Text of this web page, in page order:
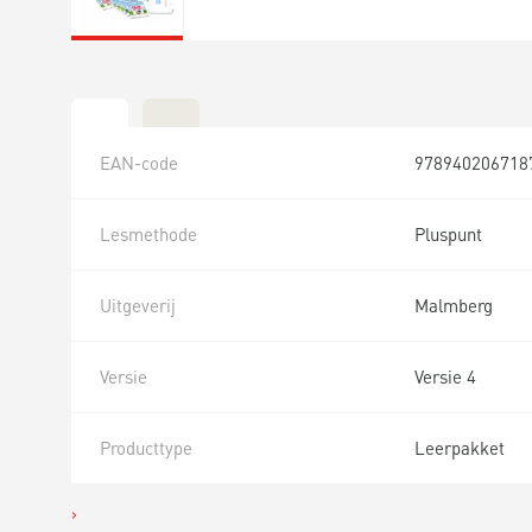
EAN-code
Lesmethode Pluspunt
Uitgeverij Malmberg
Versie Versie 4
Producttype Leerpakket